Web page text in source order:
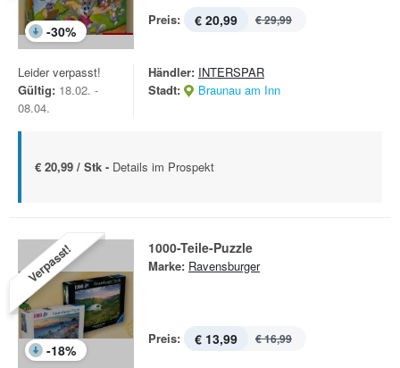
-30%
Preis: € 20,99 € 29,99
Leider verpasst!
Gültig: 18.02. -
08.04.
Händler: INTERSPAR
Stadt:
Braunau am Inn
€ 20,99 / Stk - Details im Prospekt
Verpasst!
-18%
1000-Teile-Puzzle
Marke: Ravensburger
Preis: € 13,99 € 16,99